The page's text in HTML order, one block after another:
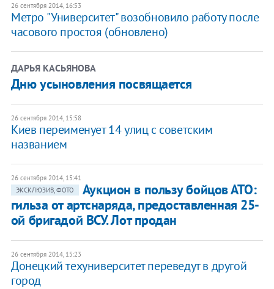
26 сентября 2014, 16:53
Метро "Университет" возобновило работу после
часового простоя (обновлено)
ДАРЬЯ КАСЬЯНОВА
Дню усыновления посвящается
26 сентября 2014, 15:58
Киев переименует 14 улиц с советским
названием
26 сентября 2014, 15:41
ЭКСКЛЮЗИВ, ФОТО
Аукцион в пользу бойцов АТО:
гильза от артснаряда, предоставленная 25-
ой бригадой ВСУ. Лот продан
26 сентября 2014, 15:23
Донецкий техуниверситет переведут в другой
город